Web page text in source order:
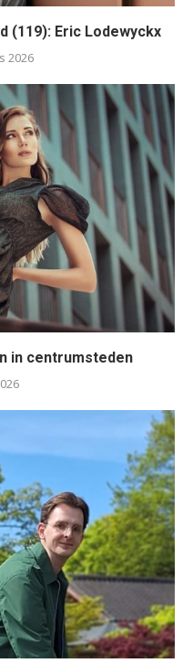
(119): Eric Lodewyckx
2026
in centrumsteden